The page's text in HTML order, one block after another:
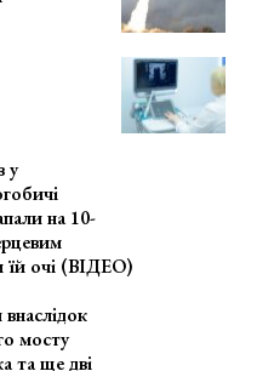
у
на 10-
їй очі (ВІДЕО)
мосту
та ще дві